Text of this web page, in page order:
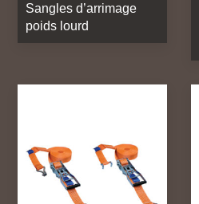
Sangles d’arrimage
poids lourd